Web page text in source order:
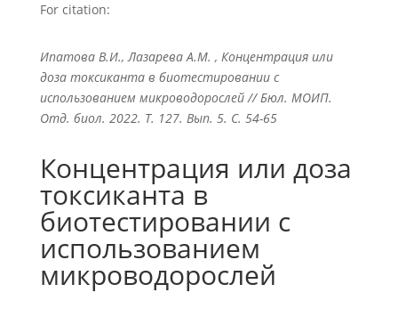
For citation:
Ипатова В.И., Лазарева А.М. , Концентрация или
доза токсиканта в биотестировании с
использованием микроводорослей // Бюл. МОИП.
Отд. биол. 2022. Т. 127. Вып. 5. С. 54-65
Концентрация или доза
токсиканта в
биотестировании с
использованием
микроводорослей